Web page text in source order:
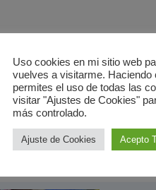
mentiras,Politica
Uso cookies en mi sitio web
vuelves a visitarme. Haciendo
permites el uso de todas las
visitar "Ajustes de Cookies"
más controlado.
Ajuste de Cookies Acepto